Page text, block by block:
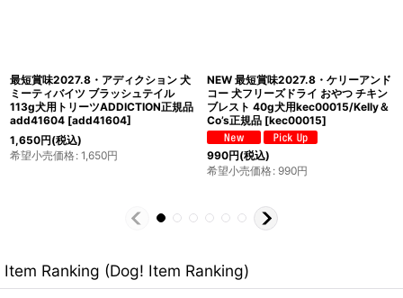
最短賞味2027.5・ニュートライプ エ
アードライ トリーツ ラム100g犬用お
やつ正規品nu32963 [nu32963]
1,650円(税込)
希望小売価格: 1,650円
最短賞味2027.9・アディクション 犬
ミーティバイツ ビーフ 113g犬用トリ
ーツADDICTION正規品add41703
[add41703 ]
1,320円
(税込)
希望小売価格
Item Ranking (Dog! Item Ranking)